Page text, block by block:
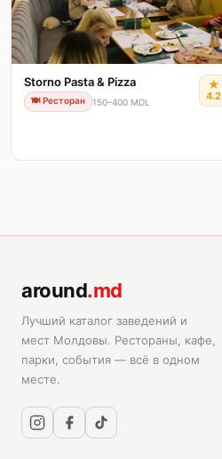
Storno Pasta & Pizza
🍽️Ресторан 150–400 MDL
★
4.2
around.md
Лучший каталог заведений и
мест Молдовы. Рестораны, кафе,
парки, события — всё в одном
месте.